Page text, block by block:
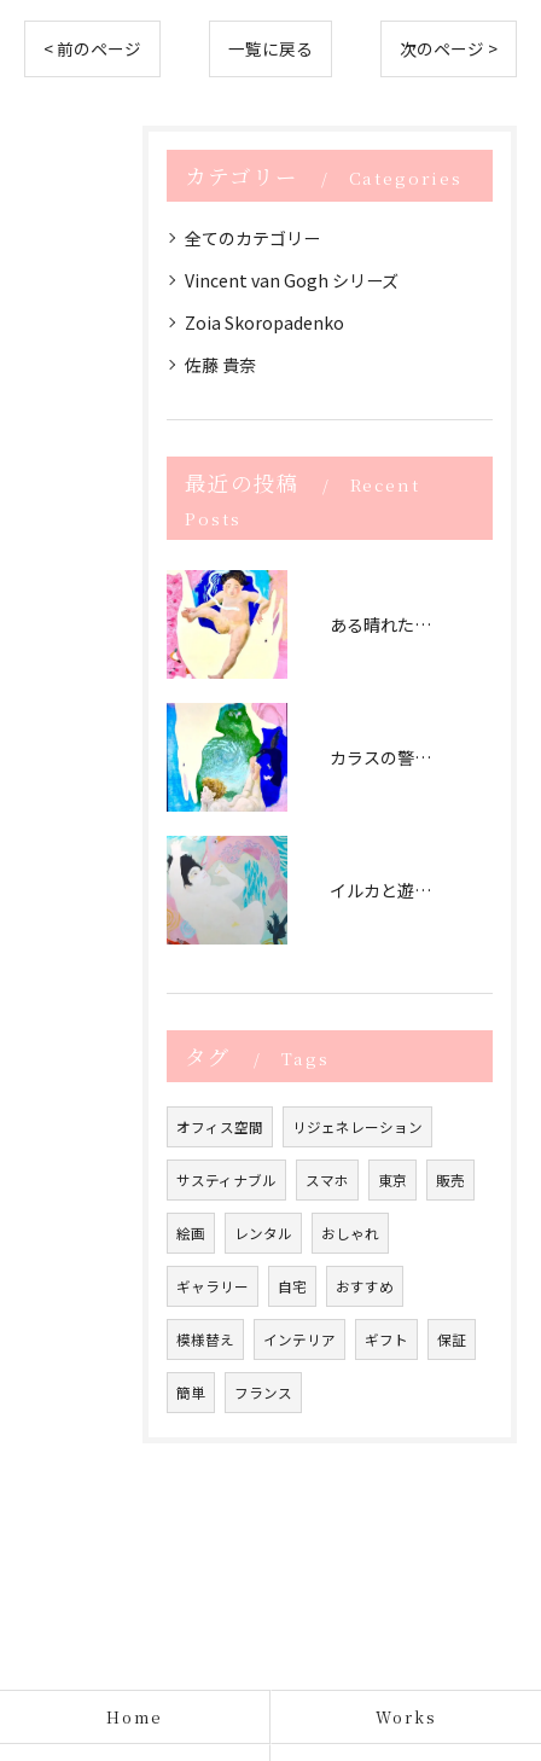
< 前のページ 一覧に戻る 次のページ >
カテゴリー Categories
全てのカテゴリー
Vincent van Gogh シリーズ
Zoia Skoropadenko
佐藤 貴奈
最近の投稿
Recent
Posts
ある晴れた日曜日 (2021） The sunny Sunday -2021
カラスの警告 (2021） signal by crow - 2021
イルカと遊ぶ日（2020） playing with dolphin - 2020
タグ Tags
オフィス空間 リジェネレーション
サスティナブル スマホ 東京 販売
絵画 レンタル おしゃれ
ギャラリー 自宅 おすすめ
模様替え インテリア ギフト 保証
簡単 フランス
Home Works